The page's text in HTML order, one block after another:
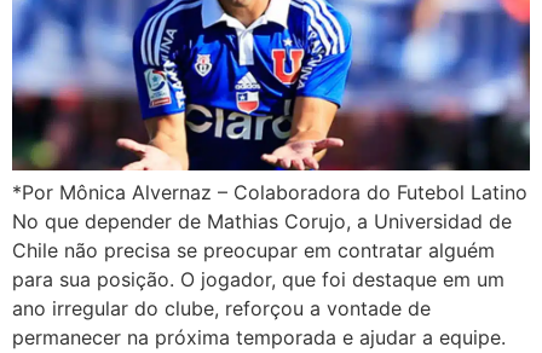
*Por Mônica Alvernaz – Colaboradora do Futebol Latino
No que depender de Mathias Corujo, a Universidad de
Chile não precisa se preocupar em contratar alguém
para sua posição. O jogador, que foi destaque em um
ano irregular do clube, reforçou a vontade de
permanecer na próxima temporada e ajudar a equipe.